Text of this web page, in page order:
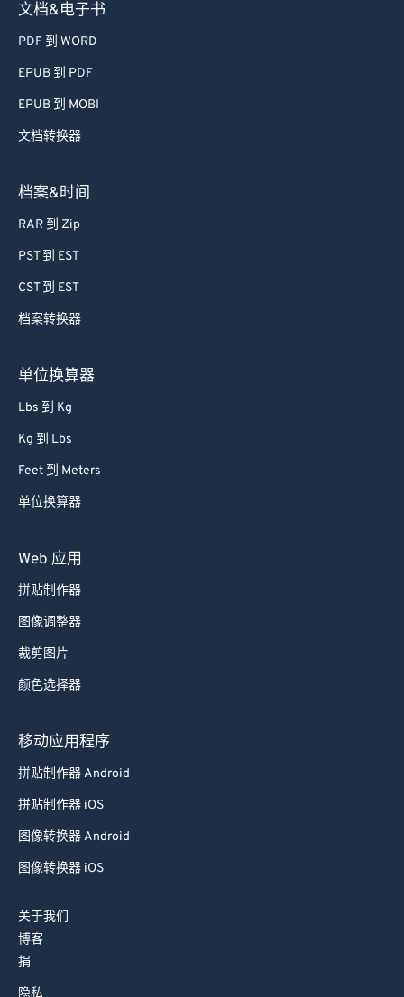
文档&电子书
PDF 到 WORD
EPUB 到 PDF
EPUB 到 MOBI
文档转换器
档案&时间
RAR 到 Zip
PST 到 EST
CST 到 EST
档案转换器
单位换算器
Lbs 到 Kg
Kg 到 Lbs
Feet 到 Meters
单位换算器
Web 应用
拼贴制作器
图像调整器
裁剪图片
颜色选择器
移动应用程序
拼贴制作器 Android
拼贴制作器 iOS
图像转换器 Android
图像转换器 iOS
关于我们
博客
捐
隐私